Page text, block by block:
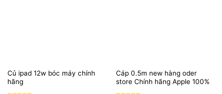
Củ ipad 12w bóc máy chính
hãng
Cáp 0.5m new hàng oder
store Chính hãng Apple 100%